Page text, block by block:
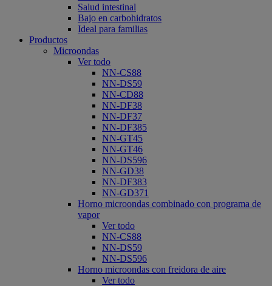
Salud intestinal
Bajo en carbohidratos
Ideal para familias
Productos
Microondas
Ver todo
NN-CS88
NN-DS59
NN-CD88
NN-DF38
NN-DF37
NN-DF385
NN-GT45
NN-GT46
NN-DS596
NN-GD38
NN-DF383
NN-GD371
Horno microondas combinado con programa de
vapor
Ver todo
NN-CS88
NN-DS59
NN-DS596
Horno microondas con freidora de aire
Ver todo